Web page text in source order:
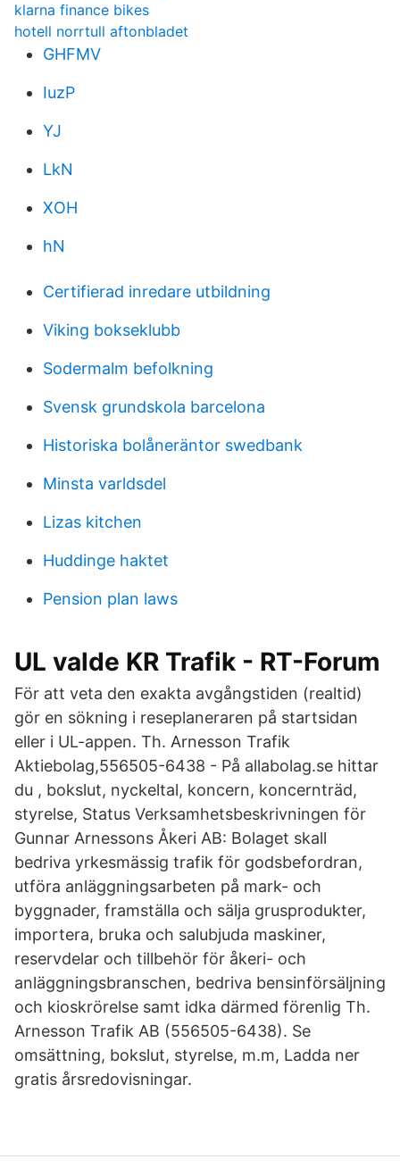
klarna finance bikes
hotell norrtull aftonbladet
GHFMV
IuzP
YJ
LkN
XOH
hN
Certifierad inredare utbildning
Viking bokseklubb
Sodermalm befolkning
Svensk grundskola barcelona
Historiska bolåneräntor swedbank
Minsta varldsdel
Lizas kitchen
Huddinge haktet
Pension plan laws
UL valde KR Trafik - RT-Forum
För att veta den exakta avgångstiden (realtid)
gör en sökning i reseplaneraren på startsidan
eller i UL-appen. Th. Arnesson Trafik
Aktiebolag,556505-6438 - På allabolag.se hittar
du , bokslut, nyckeltal, koncern, koncernträd,
styrelse, Status Verksamhetsbeskrivningen för
Gunnar Arnessons Åkeri AB: Bolaget skall
bedriva yrkesmässig trafik för godsbefordran,
utföra anläggningsarbeten på mark- och
byggnader, framställa och sälja grusprodukter,
importera, bruka och salubjuda maskiner,
reservdelar och tillbehör för åkeri- och
anläggningsbranschen, bedriva bensinförsäljning
och kioskrörelse samt idka därmed förenlig Th.
Arnesson Trafik AB (556505-6438). Se
omsättning, bokslut, styrelse, m.m, Ladda ner
gratis årsredovisningar.